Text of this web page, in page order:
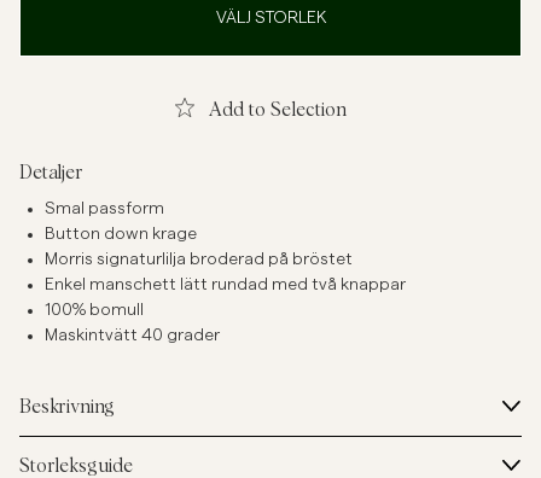
Underkläder
VÄLJ STORLEK
Add to Selection
Detaljer
Smal passform
Button down krage
Morris signaturlilja broderad på bröstet
Enkel manschett lätt rundad med två knappar
100% bomull
Maskintvätt 40 grader
Beskrivning
Storleksguide